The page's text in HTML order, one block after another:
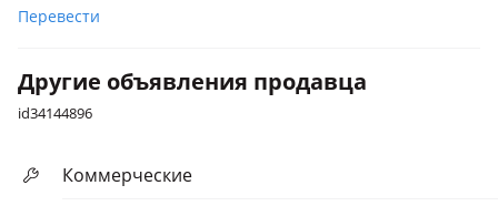
Перевести
Другие объявления продавца
id34144896
Коммерческие